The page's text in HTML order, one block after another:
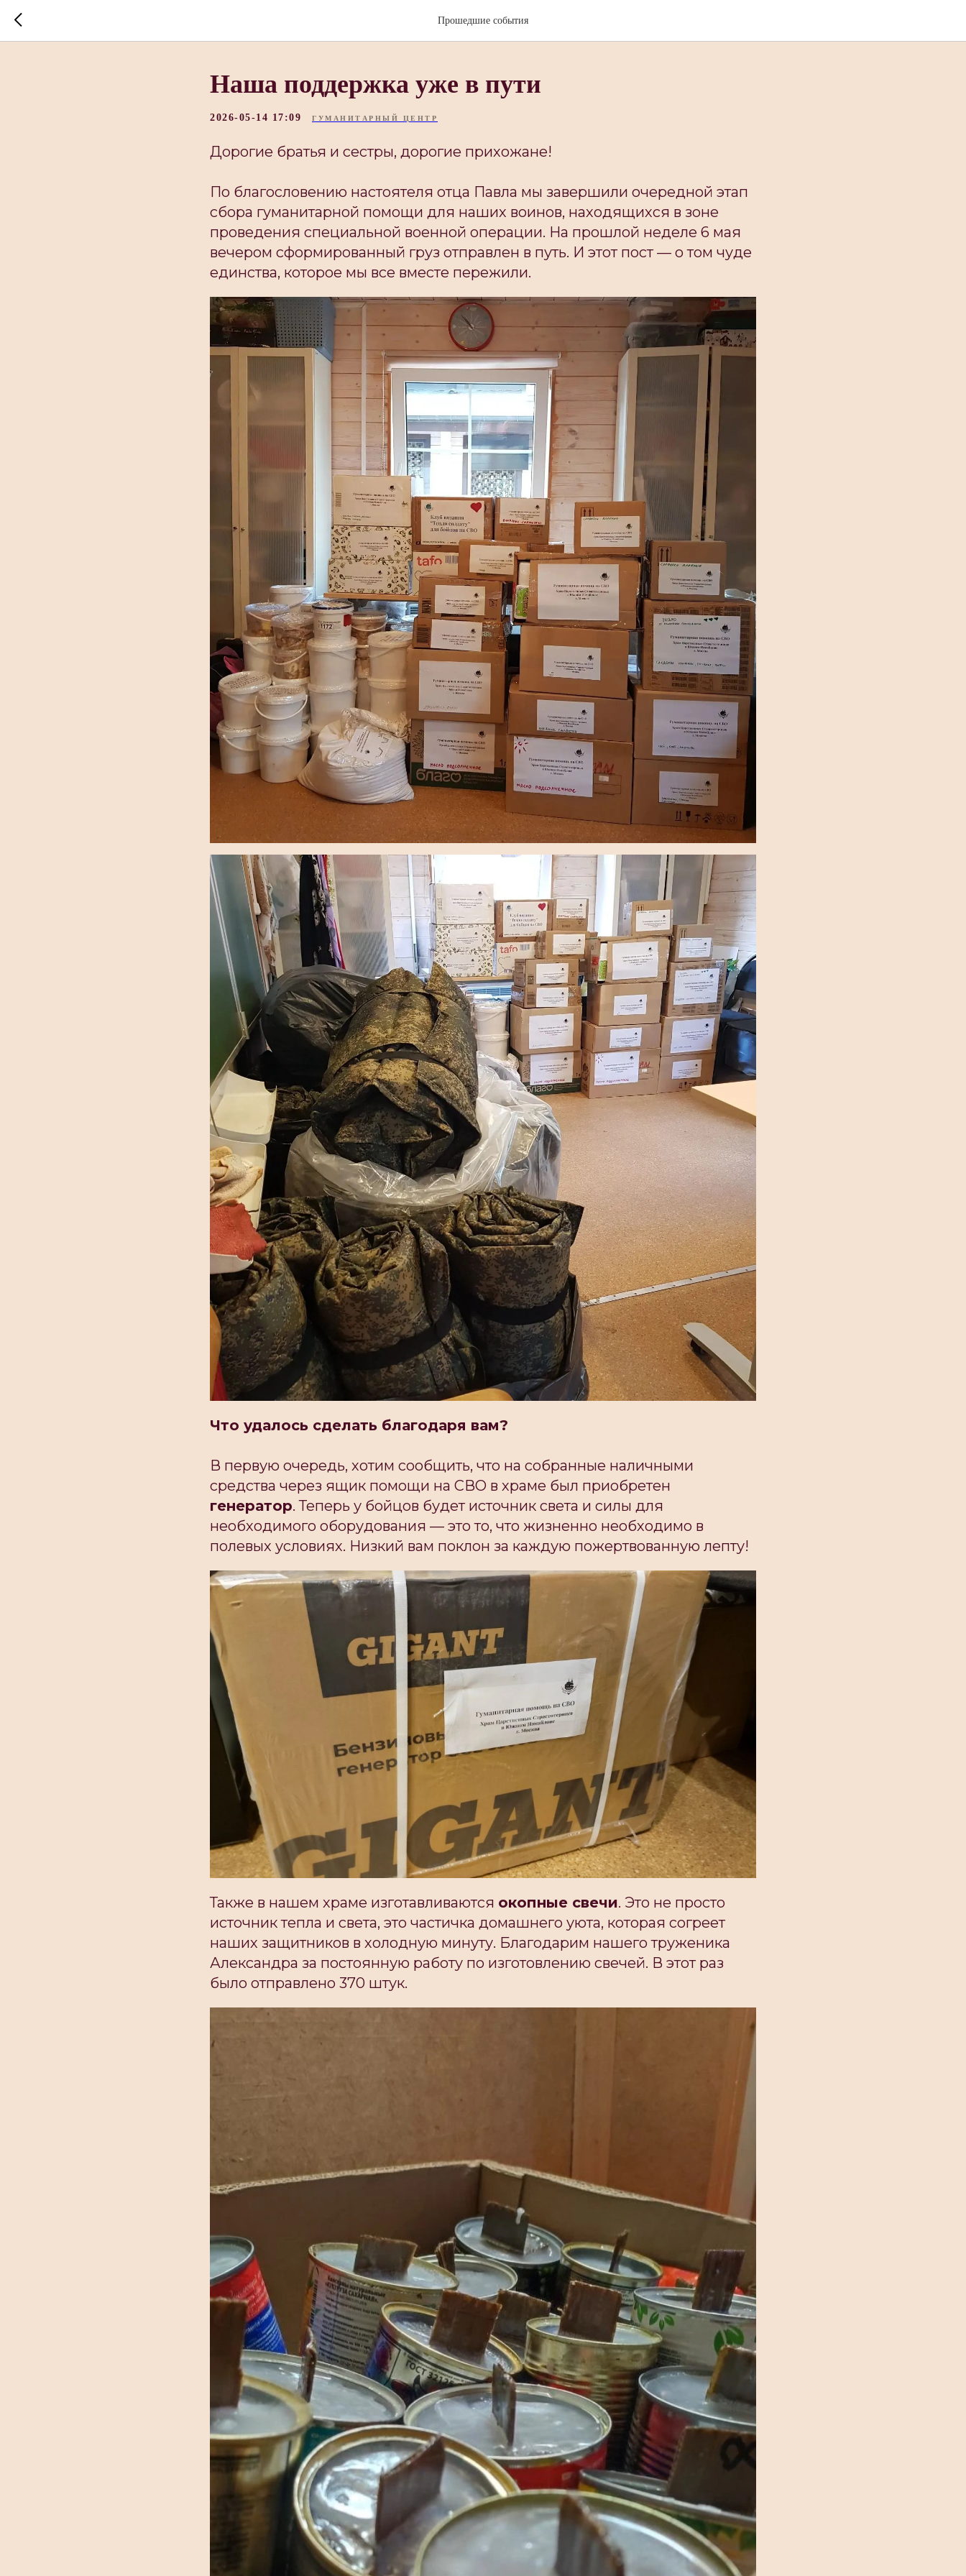
Прошедшие события
Наша поддержка уже в пути
2026-05-14 17:09 ГУМАНИТАРНЫЙ ЦЕНТР
Дорогие братья и сестры, дорогие прихожане!
По благословению настоятеля отца Павла мы завершили очередной этап
сбора гуманитарной помощи для наших воинов, находящихся в зоне
проведения специальной военной операции. На прошлой неделе 6 мая
вечером сформированный груз отправлен в путь. И этот пост — о том чуде
единства, которое мы все вместе пережили.
Что удалось сделать благодаря вам?
В первую очередь, хотим сообщить, что на собранные наличными
средства через ящик помощи на СВО в храме был приобретен
генератор. Теперь у бойцов будет источник света и силы для
необходимого оборудования — это то, что жизненно необходимо в
полевых условиях. Низкий вам поклон за каждую пожертвованную лепту!
Также в нашем храме изготавливаются окопные свечи. Это не просто
источник тепла и света, это частичка домашнего уюта, которая согреет
наших защитников в холодную минуту. Благодарим нашего труженика
Александра за постоянную работу по изготовлению свечей. В этот раз
было отправлено 370 штук.